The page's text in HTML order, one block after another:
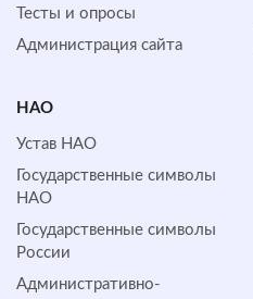
Тесты и опросы
Администрация сайта
НАО
Устав НАО
Государственные символы
НАО
Государственные символы
России
Административно-